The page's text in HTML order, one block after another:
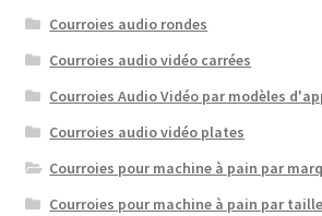
Courroies audio rondes
Courroies audio vidéo carrées
Courroies Audio Vidéo par modèles
Courroies audio vidéo plates
Courroies pour machine à pain par
Courroies pour machine à pain par taille